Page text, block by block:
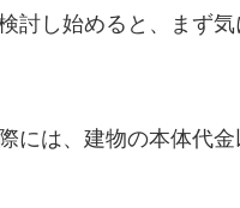
討し始めると、まず
には、建物の本体代